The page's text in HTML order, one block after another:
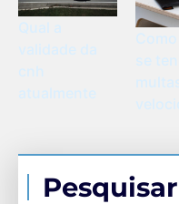
Pesquisar